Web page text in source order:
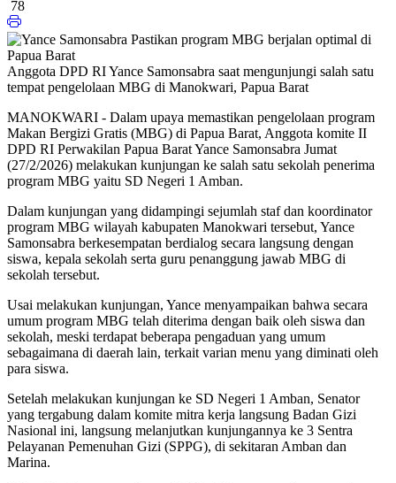
78
Anggota DPD RI Yance Samonsabra saat mengunjungi salah satu
tempat pengelolaan MBG di Manokwari, Papua Barat
MANOKWARI - Dalam upaya memastikan pengelolaan program
Makan Bergizi Gratis (MBG) di Papua Barat, Anggota komite II
DPD RI Perwakilan Papua Barat Yance Samonsabra Jumat
(27/2/2026) melakukan kunjungan ke salah satu sekolah penerima
program MBG yaitu SD Negeri 1 Amban.
Dalam kunjungan yang didampingi sejumlah staf dan koordinator
program MBG wilayah kabupaten Manokwari tersebut, Yance
Samonsabra berkesempatan berdialog secara langsung dengan
siswa, kepala sekolah serta guru penanggung jawab MBG di
sekolah tersebut.
Usai melakukan kunjungan, Yance menyampaikan bahwa secara
umum program MBG telah diterima dengan baik oleh siswa dan
sekolah, meski terdapat beberapa pengaduan yang umum
sebagaimana di daerah lain, terkait varian menu yang diminati oleh
para siswa.
Setelah melakukan kunjungan ke SD Negeri 1 Amban, Senator
yang tergabung dalam komite mitra kerja langsung Badan Gizi
Nasional ini, langsung melanjutkan kunjungannya ke 3 Sentra
Pelayanan Pemenuhan Gizi (SPPG), di sekitaran Amban dan
Marina.